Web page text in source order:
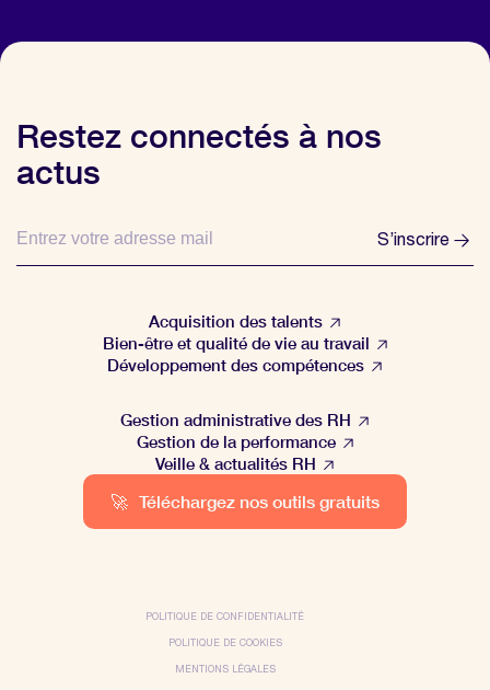
Restez connectés à nos
actus
S’inscrire
Acquisition des talents
Bien-être et qualité de vie au travail
Développement des compétences
Gestion administrative des RH
Gestion de la performance
Veille & actualités RH
🚀 Téléchargez nos outils gratuits
POLITIQUE DE CONFIDENTIALITÉ
POLITIQUE DE COOKIES
MENTIONS LÉGALES